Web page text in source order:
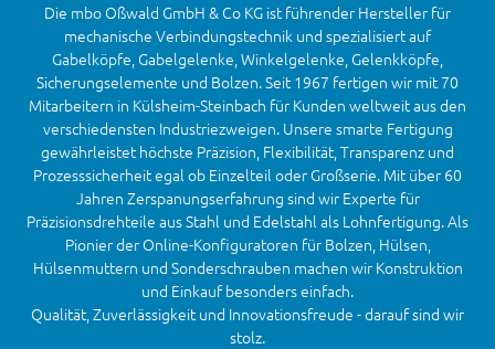
Die mbo Oßwald GmbH & Co KG ist führender Hersteller für
mechanische Verbindungstechnik und spezialisiert auf
Gabelköpfe, Gabelgelenke, Winkelgelenke, Gelenkköpfe,
Sicherungselemente und Bolzen. Seit 1967 fertigen wir mit 70
Mitarbeitern in Külsheim-Steinbach für Kunden weltweit aus den
verschiedensten Industriezweigen. Unsere smarte Fertigung
gewährleistet höchste Präzision, Flexibilität, Transparenz und
Prozesssicherheit egal ob Einzelteil oder Großserie. Mit über 60
Jahren Zerspanungserfahrung sind wir Experte für
Präzisionsdrehteile aus Stahl und Edelstahl als Lohnfertigung. Als
Pionier der Online-Konfiguratoren für Bolzen, Hülsen,
Hülsenmuttern und Sonderschrauben machen wir Konstruktion
und Einkauf besonders einfach.
Qualität, Zuverlässigkeit und Innovationsfreude - darauf sind wir
stolz.